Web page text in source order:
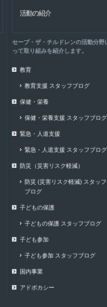
活動の紹介
セーブ・ザ・チルドレンの活動分野
って取り組みを紹介します。
教育
教育支援 スタッフブログ
保健・栄養
保健・栄養支援 スタッフブログ
緊急・人道支援
緊急・人道支援 スタッフブログ
防災（災害リスク軽減）
防災 (災害リスク軽減) スタッフ
ブログ
子どもの保護
子どもの保護 スタッフブログ
子ども参加
子ども参加 スタッフブログ
国内事業
アドボカシー